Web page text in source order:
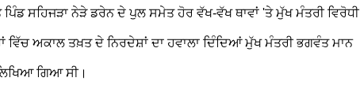
ਸਹਿਜੜਾ ਨੇੜੇ ਡਰੇਨ ਦੇ ਪੁਲ ਸਮੇਤ ਹੋਰ ਵੱਖ-ਵੱਖ ਥਾਵਾਂ 'ਤੇ ਮੁੱਖ ਮੰਤਰੀ ਵਿਰੋਧੀ
ਅਕਾਲ ਤਖ਼ਤ ਦੇ ਨਿਰਦੇਸ਼ਾਂ ਦਾ ਹਵਾਲਾ ਦਿੰਦਿਆਂ ਮੁੱਖ ਮੰਤਰੀ ਭਗਵੰਤ ਮਾਨ
ਗਿਆ ਸੀ।